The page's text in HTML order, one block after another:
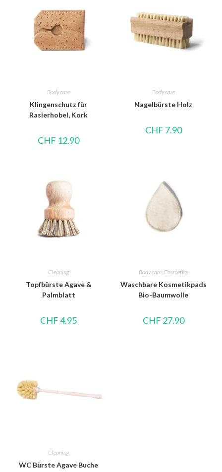
Body care
Klingenschutz für
Rasierhobel, Kork
CHF 12.90
Body care
Nagelbürste Holz
CHF 7.90
Cleaning
Topfbürste Agave &
Palmblatt
CHF4.95
Body care, Cosmetics
Waschbare Kosmetikpads
Bio-Baumwolle
CHF 27.90
Cleaning
WC Bürste Agave Buche